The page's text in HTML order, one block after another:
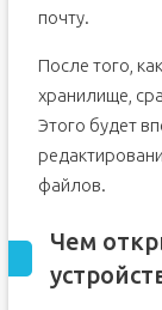
почту.
После того,
хранилище,
Этого будет
файлов.
Чем